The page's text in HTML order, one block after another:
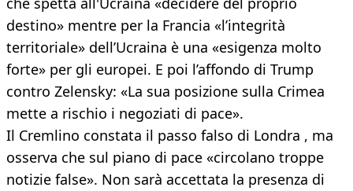
destino» mentre per la Francia «l’integrità
territoriale» dell’Ucraina è una «esigenza molto
forte» per gli europei. E poi l’affondo di Trump
contro Zelensky: «La sua posizione sulla Crimea
mette a rischio i negoziati di pace».
Il Cremlino constata il passo falso di Londra , ma
osserva che sul piano di pace «circolano troppe
notizie false». Non sarà accettata la presenza di